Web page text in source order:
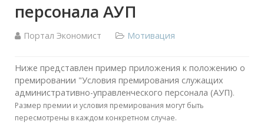
персонала АУП
Портал Экономист Мотивация
Ниже представлен пример приложения к положению о
премировании "Условия премирования служащих
административно-управленческого персонала (АУП).
Размер премии и условия премирования могут быть
пересмотрены в каждом конкретном случае.